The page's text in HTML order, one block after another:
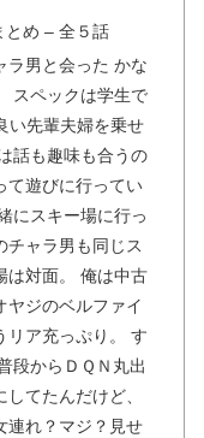
とめ – 全５話
ラ男と会った かな
スペックは学生で
い先輩夫婦を乗せ
話も趣味も合うの
て遊びに行ってい
にスキー場に行っ
チャラ男も同じス
は対面。 俺は中古
ヤジのベルファイ
リア充っぷり。 す
段からＤＱＮ丸出
てたんだけど、
連れ？マジ？見せ